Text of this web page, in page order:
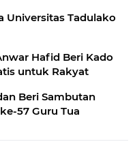
Universitas Tadulako
Hafid Beri Kado
untuk Rakyat
Beri Sambutan
57 Guru Tua